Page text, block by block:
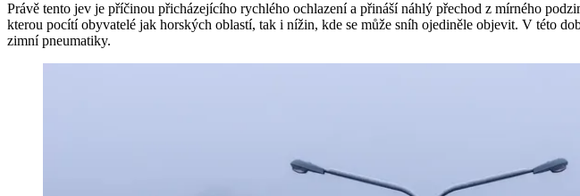
Právě tento jev je příčinou přicházejícího rychlého ochlazení a přináší náhlý přechod z mírného
kterou pocítí obyvatelé jak horských oblastí, tak i nížin, kde se může sníh ojediněle objevit. V této
zimní pneumatiky.